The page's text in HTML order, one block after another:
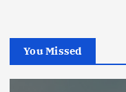
You Missed